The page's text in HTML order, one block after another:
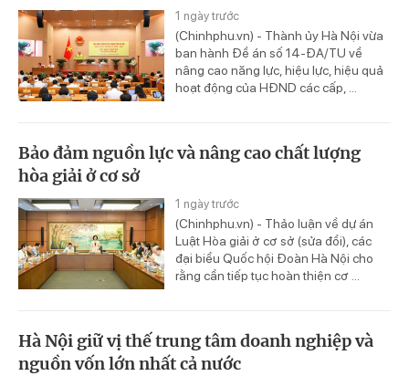
1 ngày trước
(Chinhphu.vn) - Thành ủy Hà Nội vừa
ban hành Đề án số 14-ĐA/TU về
nâng cao năng lực, hiệu lực, hiệu quả
hoạt động của HĐND các cấp, ...
Bảo đảm nguồn lực và nâng cao chất lượng
hòa giải ở cơ sở
1 ngày trước
(Chinhphu.vn) - Thảo luận về dự án
Luật Hòa giải ở cơ sở (sửa đổi), các
đại biểu Quốc hội Đoàn Hà Nội cho
rằng cần tiếp tục hoàn thiện cơ ...
Hà Nội giữ vị thế trung tâm doanh nghiệp và
nguồn vốn lớn nhất cả nước